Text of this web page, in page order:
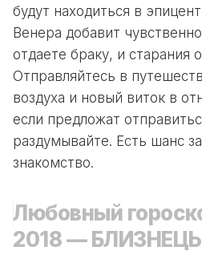
будут находиться в
Венера добавит
отдаете браку, и старания
Отправляйтесь в
воздуха и новый виток в
если предложат
раздумывайте. Есть шанс
знакомство.
Любовный
2018 —